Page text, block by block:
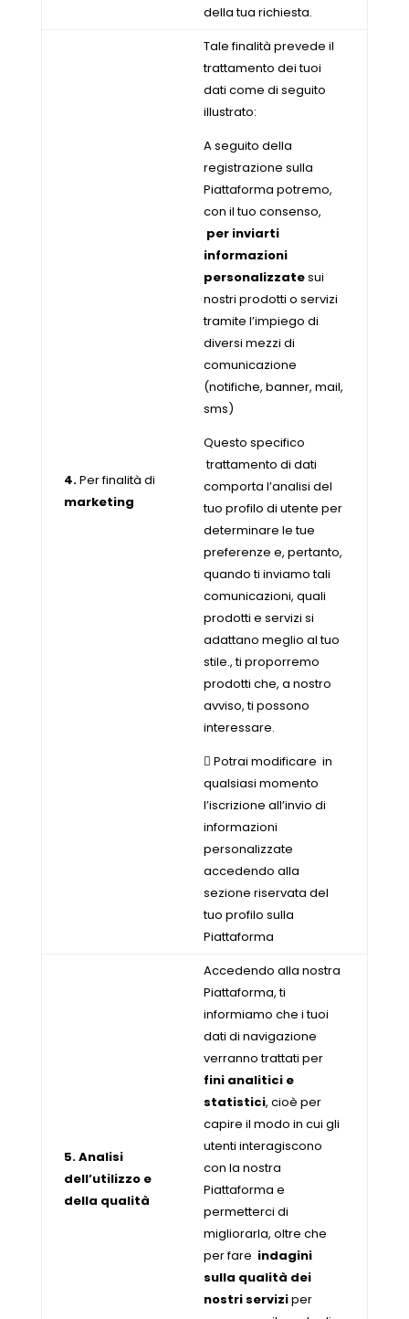
della tua richiesta.
4.Per finalità di
marketing
Tale finalità prevede il
trattamento dei tuoi
dati come di seguito
illustrato:
A seguito della
registrazione sulla
Piattaforma potremo,
con il tuo consenso,
per inviarti
informazioni
personalizzatesui
nostri prodotti o servizi
tramite l’impiego di
diversi mezzi di
comunicazione
(notifiche, banner, mail,
sms)
Questo specifico
trattamento di dati
comporta l’analisi del
tuo profilo di utente per
determinare le tue
preferenze e, pertanto,
quando ti inviamo tali
comunicazioni, quali
prodotti e servizi si
adattano meglio al tuo
stile., ti proporremo
prodotti che, a nostro
avviso, ti possono
interessare.
 Potrai modificare in
qualsiasi momento
l’iscrizione all’invio di
informazioni
personalizzate
accedendo alla
sezione riservata del
tuo profilo sulla
Piattaforma
5. Analisi
dell’utilizzo e
della qualità
Accedendo alla nostra
Piattaforma, ti
informiamo che i tuoi
dati di navigazione
verranno trattati per
fini analitici e
statistici, cioè per
capire il modo in cui gli
utenti interagiscono
con la nostra
Piattaforma e
permetterci di
migliorarla, oltre che
per fare indagini
sulla qualità dei
nostri serviziper